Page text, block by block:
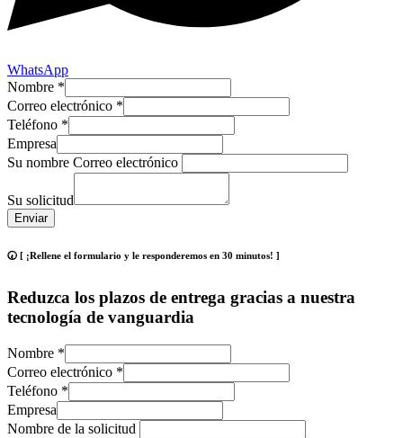
WhatsApp
Nombre *
Correo electrónico *
Teléfono *
Empresa
Su nombre Correo electrónico
Su solicitud
Enviar
🕢 [ ¡Rellene el formulario y le responderemos en 30 minutos! ]
Reduzca los plazos de entrega gracias a nuestra
tecnología de vanguardia
Nombre *
Correo electrónico *
Teléfono *
Empresa
Nombre de la solicitud